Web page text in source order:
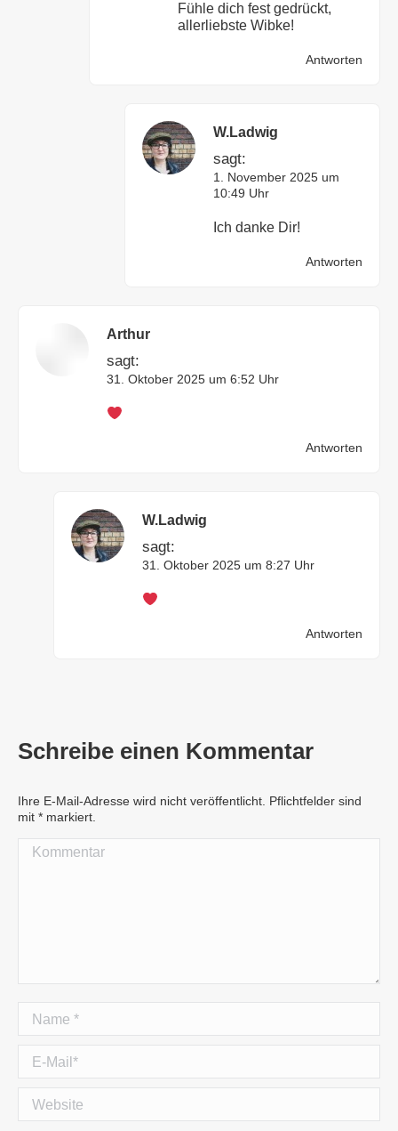
Fühle dich fest gedrückt,
allerliebste Wibke!
Antworten
W.Ladwig
sagt:
1. November 2025 um
10:49 Uhr
Ich danke Dir!
Antworten
Arthur
sagt:
31. Oktober 2025 um 6:52 Uhr
Antworten
W.Ladwig
sagt:
31. Oktober 2025 um 8:27 Uhr
Antworten
Schreibe einen Kommentar
Ihre E-Mail-Adresse wird nicht veröffentlicht. Pflichtfelder sind
mit * markiert.
Kommentar
Name *
E-Mail *
Website